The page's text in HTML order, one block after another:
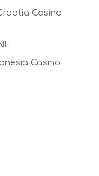
Casino
Casino